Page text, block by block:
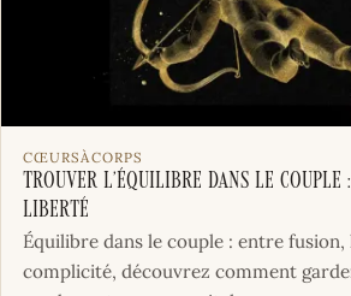
CŒURSÀCORPS
Trouver l’équilibre dans le couple
liberté
Équilibre dans le couple : entre
complicité, découvrez comment